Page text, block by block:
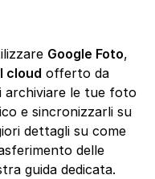
Google Foto,
cloud offerto da
archiviare le tue foto
e sincronizzarli su
dettagli su come
delle
guida dedicata.